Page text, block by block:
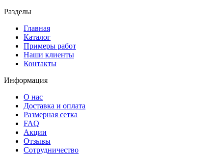
Разделы
Главная
Каталог
Примеры работ
Наши клиенты
Контакты
Информация
О нас
Доставка и оплата
Размерная сетка
FAQ
Акции
Отзывы
Сотрудничество